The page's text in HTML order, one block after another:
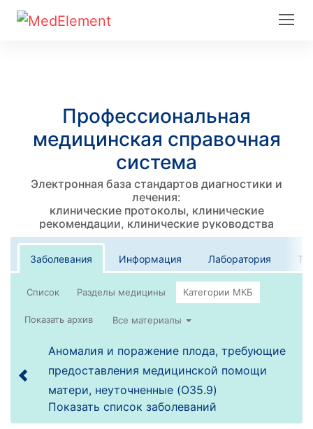
Профессиональная
медицинская справочная
система
Электронная база стандартов диагностики и
лечения:
клинические протоколы, клинические
рекомендации, клинические руководства
Заболевания Информация Лаборатория
Список
Все материалы
Аномалия и поражение плода, требующие
предоставления медицинской помощи
матери, неуточненные (O35.9)
Показать список заболеваний